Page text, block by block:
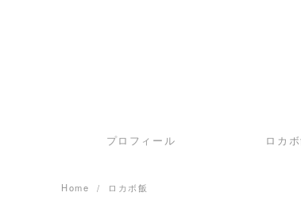
プロフィール ロカボ
Home ロカボ飯